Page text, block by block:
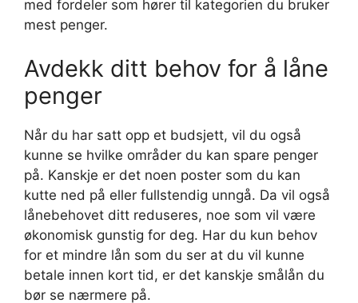
med fordeler som hører til kategorien du bruker
mest penger.
Avdekk ditt behov for å låne
penger
Når du har satt opp et budsjett, vil du også
kunne se hvilke områder du kan spare penger
på. Kanskje er det noen poster som du kan
kutte ned på eller fullstendig unngå. Da vil også
lånebehovet ditt reduseres, noe som vil være
økonomisk gunstig for deg. Har du kun behov
for et mindre lån som du ser at du vil kunne
betale innen kort tid, er det kanskje smålån du
bør se nærmere på.